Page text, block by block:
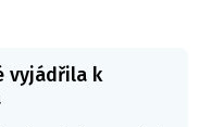
vyjádřila k